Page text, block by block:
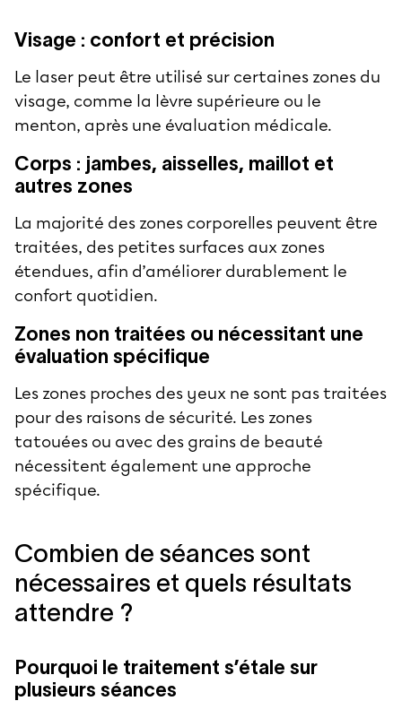
Visage : confort et précision
Le laser peut être utilisé sur certaines zones du
visage, comme la lèvre supérieure ou le
menton, après une évaluation médicale.
Corps : jambes, aisselles, maillot et
autres zones
La majorité des zones corporelles peuvent être
traitées, des petites surfaces aux zones
étendues, afin d’améliorer durablement le
confort quotidien.
Zones non traitées ou nécessitant une
évaluation spécifique
Les zones proches des yeux ne sont pas traitées
pour des raisons de sécurité. Les zones
tatouées ou avec des grains de beauté
nécessitent également une approche
spécifique.
Combien de séances sont
nécessaires et quels résultats
attendre ?
Pourquoi le traitement s’étale sur
plusieurs séances